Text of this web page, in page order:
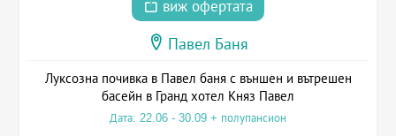
виж офертата
Павел Баня
Луксозна почивка в Павел баня с външен и вътрешен
басейн в Гранд хотел Княз Павел
Дата: 22.06 - 30.09 + полупансион